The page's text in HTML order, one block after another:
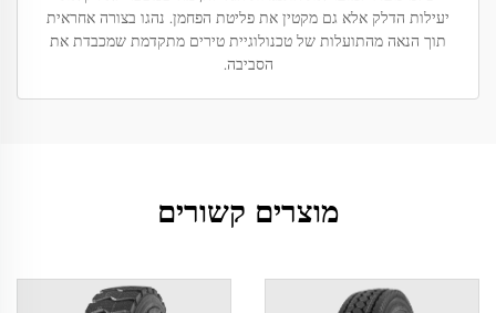
יעילות הדלק אלא גם מקטין את פליטת הפחמן. נהגו בצורה אחראית
תוך הנאה מהתועלות של טכנולוגיית טירים מתקדמת שמכבדת את
הסביבה.
מוצרים קשורים